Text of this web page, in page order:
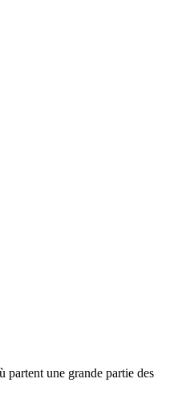
partent une grande partie des